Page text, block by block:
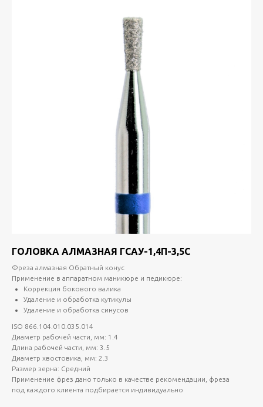
ГОЛОВКА АЛМАЗНАЯ ГСАУ-1,4П-3,5С
Фреза алмазная Обратный конус
Применение в аппаратном маникюре и педикюре:
Коррекция бокового валика
Удаление и обработка кутикулы
Удаление и обработка синусов
ISO 866.104.010.035.014
Диаметр рабочей части, мм: 1.4
Длина рабочей части, мм: 3.5
Диаметр хвостовика, мм: 2.3
Размер зерна: Средний
Применение фрез дано только в качестве рекомендации, фреза
под каждого клиента подбирается индивидуально